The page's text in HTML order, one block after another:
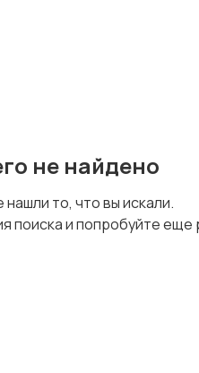
не найдено
нашли то, что вы искали.
поиска и попробуйте еще